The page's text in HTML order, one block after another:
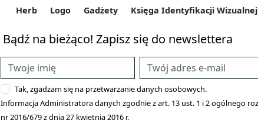
Herb Logo Gadżety Księga Identyfikacji Wizualnej
Bądź na bieżąco! Zapisz się do newslettera
Tak, zgadzam się na przetwarzanie danych osobowych.
Informacja Administratora danych zgodnie z art. 13 ust. 1 i 2 ogólnego
nr 2016/679 z dnia 27 kwietnia 2016 r.